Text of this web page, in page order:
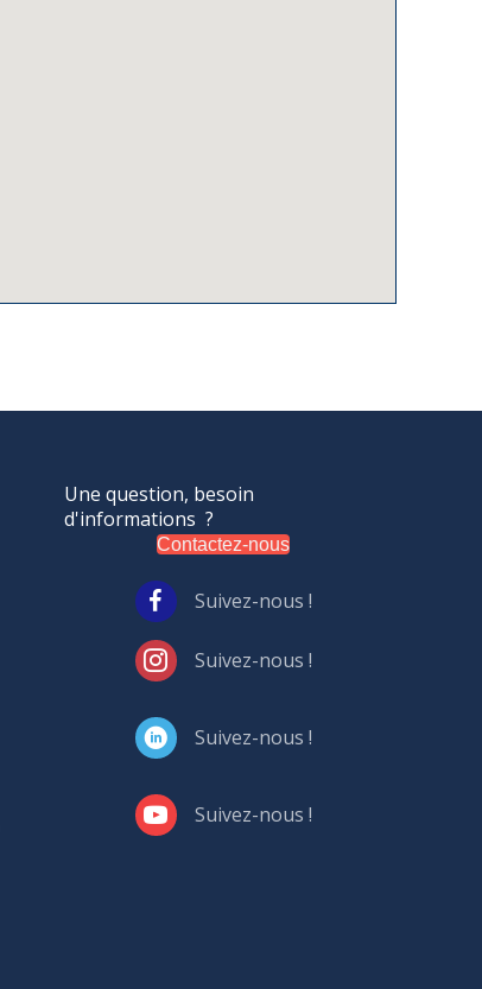
Une question, besoin
d'informations ?
Contactez-nous
Suivez-nous !
Suivez-nous !
Suivez-nous !
Suivez-nous !